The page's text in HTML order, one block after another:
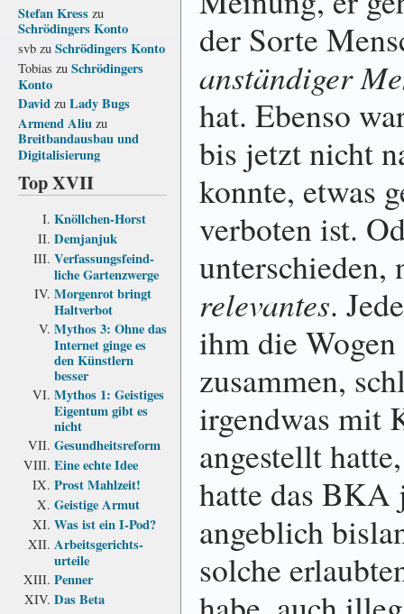
Stefan Kress zu
Schrödingers Konto
svb zu Schrödingers Konto
Tobias zu Schrödingers
Konto
David zu Lady Bugs
Armend Aliu zu
Breitbandausbau und
Digitalisierung
Top XVII
Knöllchen-Horst
Demjanjuk
Verfassungs­feind­
liche Garten­zwerge
Morgenrot bringt
Haltverbot
Mythos 3: Ohne das
Internet ginge es
den Künstlern
besser
Mythos 1: Geistiges
Eigentum gibt es
nicht
Gesundheits­reform
Eine echte Idee
Prost Mahlzeit!
Geistige Armut
Was ist ein I-Pod?
Arbeits­gerichts­
urteile
Penner
Das Beta
der Sorte
anständiger
hat. Ebenso
bis jetzt nicht
konnte, etwas
verboten ist.
unterschieden,
relevantes.
ihm die
zusammen,
irgendwas mit
angestellt
hatte das BKA
angeblich
solche